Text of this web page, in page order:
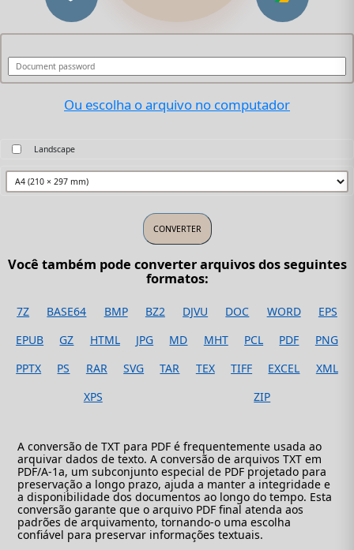
Ou escolha o arquivo no computador
Landscape
Você também pode converter arquivos dos seguintes
formatos:
7Z BASE64 BMP BZ2 DJVU DOC WORD
EPS
EPUB
GZ HTML JPG MD MHT PCL PDF
PNG
PPTX
PS RAR SVG TAR TEX TIFF EXCEL
XML
XPS
ZIP
A conversão de TXT para PDF é frequentemente usada ao
arquivar dados de texto. A conversão de arquivos TXT em
PDF/A-1a, um subconjunto especial de PDF projetado para
preservação a longo prazo, ajuda a manter a integridade e
a disponibilidade dos documentos ao longo do tempo. Esta
conversão garante que o arquivo PDF final atenda aos
padrões de arquivamento, tornando-o uma escolha
confiável para preservar informações textuais.